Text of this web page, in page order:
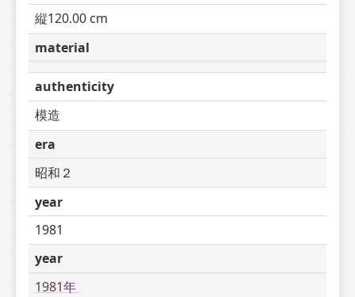
縦120.00 cm
material
authenticity
模造
era
昭和２
year
1981
year
1981年